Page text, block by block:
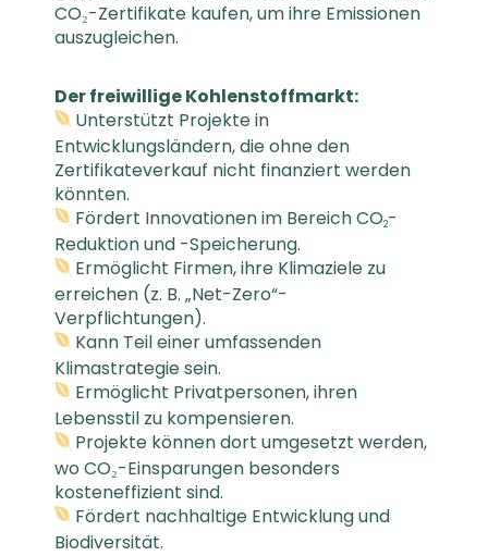
CO₂-Zertifikate kaufen, um ihre Emissionen
auszugleichen.
Der freiwillige Kohlenstoffmarkt:
Unterstützt Projekte in
Entwicklungsländern, die ohne den
Zertifikateverkauf nicht finanziert werden
könnten.
Fördert Innovationen im Bereich CO2-
Reduktion und -Speicherung.
Ermöglicht Firmen, ihre Klimaziele zu
erreichen (z. B. „Net-Zero“-
Verpflichtungen).
Kann Teil einer umfassenden
Klimastrategie sein.
Ermöglicht Privatpersonen, ihren
Lebensstil zu kompensieren.
Projekte können dort umgesetzt werden,
wo CO₂-Einsparungen besonders
kosteneffizient sind.
Fördert nachhaltige Entwicklung und
Biodiversität.